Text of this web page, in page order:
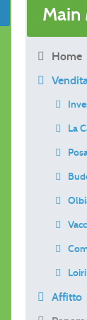
Main
Home
La
Affitto